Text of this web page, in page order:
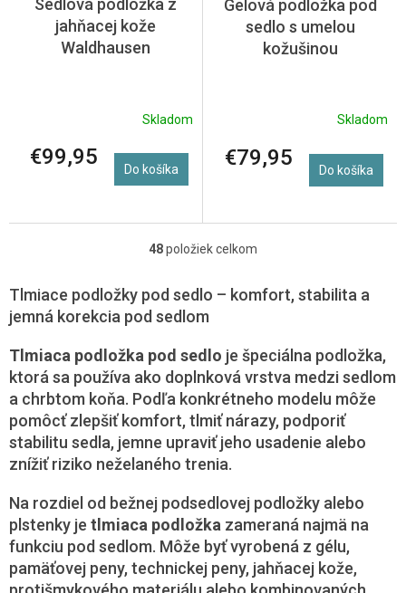
Sedlová podložka z
jahňacej kože
Waldhausen
Skladom
€99,95 Do košíka
Gelová podložka pod
sedlo s umelou
kožušinou
Skladom
€79,95 Do košíka
O
l
d
c
i
e
r
v
k
v
ý
p
i
s
u
48položiek celkom
Tlmiace podložky pod sedlo – komfort, stabilita a
jemná korekcia pod sedlom
Tlmiaca podložka pod sedlo je špeciálna podložka,
ktorá sa používa ako doplnková vrstva medzi sedlom
a chrbtom koňa. Podľa konkrétneho modelu môže
pomôcť zlepšiť komfort, tlmiť nárazy, podporiť
stabilitu sedla, jemne upraviť jeho usadenie alebo
znížiť riziko neželaného trenia.
Na rozdiel od bežnej podsedlovej podložky alebo
plstenky je tlmiaca podložka zameraná najmä na
funkciu pod sedlom. Môže byť vyrobená z gélu,
pamäťovej peny, technickej peny, jahňacej kože,